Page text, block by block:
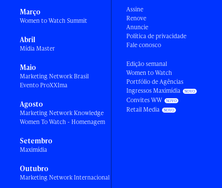
Março
Women to Watch Summit
Abril
Mídia Master
Maio
Marketing Network Brasil
Evento ProXXIma
Agosto
Marketing Network Knowledge
Women To Watch - Homenagem
Setembro
Maximídia
Outubro
Marketing Network Internacional
Assine
Renove
Anuncie
Política de privacidade
Fale conosco
Edição semanal
Women to Watch
Portfólio de Agências
Ingressos Maximídia
Convites WW
Retail Media